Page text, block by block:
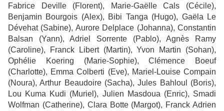
Fabrice Deville (Florent), Marie-Gaëlle Cals (Cécile),
Benjamin Bourgois (Alex), Bibi Tanga (Hugo), Gaëla Le
Dévehat (Sabine), Aurore Delplace (Johanna), Constantin
Balsan (Yann), Adriel Sorrente (Pablo), Agnès Ramy
(Caroline), Franck Libert (Martin), Yvon Martin (Sohan),
Ophélie Koering (Marie-Sophie), Clémence Boeuf
(Charlotte), Emma Colberti (Eve), Mariel-Louise Compain
(Noura), Arthur Beaudoire (Sacha), Jules Bahloul (Boris),
Lou Kuma Kudi (Muriel), Julien Masdoua (Enric), Smadi
Wolfman (Catherine), Clara Botte (Margot), Franck Adrien